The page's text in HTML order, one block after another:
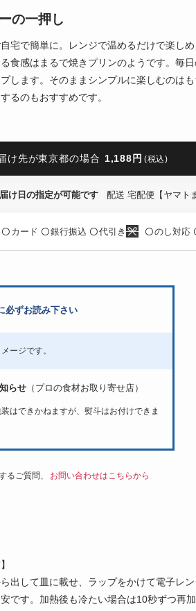
の一押し
宅で簡単に。レンジで温めるだけで楽し
食感はまるで焼きプリンのようです。毎
します。そのままシンプルに楽しむのは
るのもおすすめです。
け先が東京都の場合 1,188円 (税込)
け日の指定が可能です 配送 宅配便【ヤマト
〇 カード 〇銀行振込 〇代引き 〇のし対応
必ずお読み下さい
ージです。
らせ（プロの食材お取り寄せ店）
はできかねますが、熨斗はお付けできま
るご質問、 お問い合わせはこちらから
出して皿に載せ、ラップをかけて電子レ
です。加熱後も冷たい場合は10秒ずつ再加